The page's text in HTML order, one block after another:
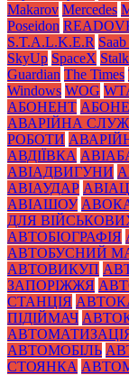
Makarov Mercedes
Poseidon
S.T.A.L.K.E.R
SkyUp SpaceX
Guardian The Times
Windows WOG
АБОНЕНТ
АВАРІЙНА
РОБОТИ
АВДІЇВКА
АВІАДВИГУНИ
АВІАУДАР
АВІАШОУ
ДЛЯ
АВТОБІОГРАФІЯ
АВТОБУСНИЙ
АВТОВИКУП
ЗАПОРІЖЖЯ
СТАНЦІЯ
ПІДІЙМАЧ
АВТОМОБІЛЬ
СТОЯНКА